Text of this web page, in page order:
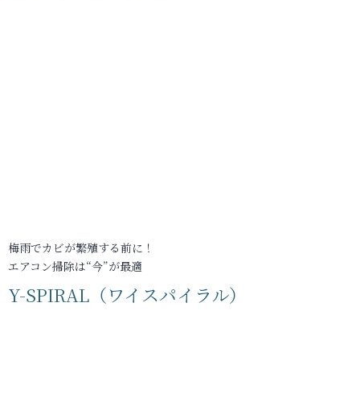
梅雨でカビが繁殖する前に！
エアコン掃除は“今”が最適
Y-SPIRAL（ワイスパイラル）